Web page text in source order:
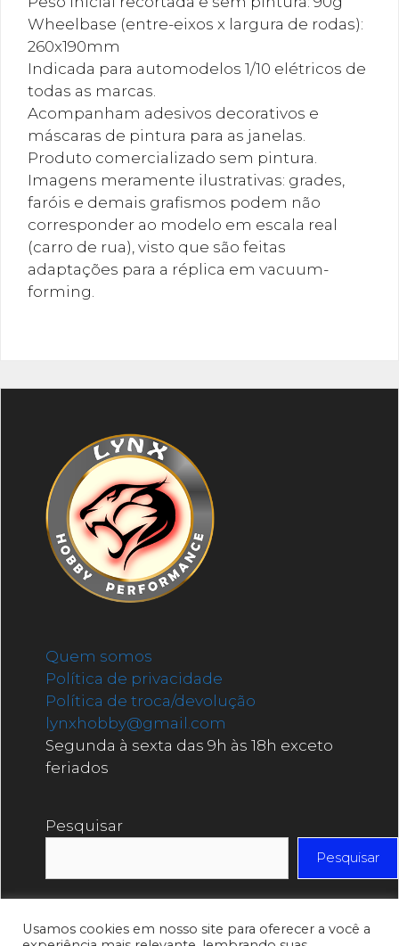
Wheelbase (entre-eixos x largura de rodas):
260x190mm
Indicada para automodelos 1/10 elétricos de
todas as marcas.
Acompanham adesivos decorativos e
máscaras de pintura para as janelas.
Produto comercializado sem pintura.
Imagens meramente ilustrativas: grades,
faróis e demais grafismos podem não
corresponder ao modelo em escala real
(carro de rua), visto que são feitas
adaptações para a réplica em vacuum-
forming.
Quem somos
Política de privacidade
Política de troca/devolução
lynxhobby@gmail.com
Segunda à sexta das 9h às 18h exceto
feriados
Pesquisar
Pesquisar
Usamos cookies em nosso site para oferecer a você a